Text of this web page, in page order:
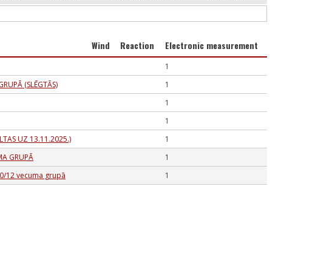
Wind Reaction Electronic measurement
1
(SLĒGTĀS)
1
1
1
UZ 13.11.2025.)
1
GRUPĀ
1
12 vecuma grupā 1